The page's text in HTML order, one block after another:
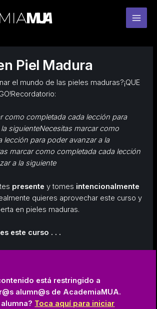
Piel Madura
el mundo de las pieles maduras?¡QUE
como completada cada lección para
siguienteNecesitas marcar como
lección para poder avanzar a la
marcar como completada cada lección
a la siguiente
presentey tomes intencionalmente
quieres aprovechar este curso y
en pieles maduras.
este curso . . .
está restringido a
alumn@s de AcademiaMUA.
alumna? Toca aquí para iniciar